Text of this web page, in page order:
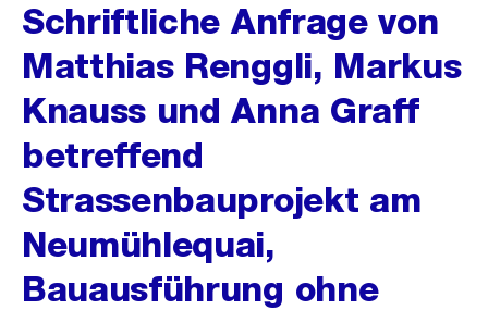
Schriftliche Anfrage von
Matthias Renggli, Markus
Knauss und Anna Graff
betreffend
Strassenbauprojekt am
Neumühlequai,
Bauausführung ohne